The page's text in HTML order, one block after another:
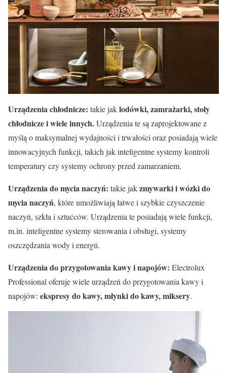
Urządzenia chłodnicze: takie jaklodówki, zamrażarki, stoły
chłodnicze i wiele innych.Urządzenia te są zaprojektowane z
myślą o maksymalnej wydajności i trwałości oraz posiadają wiele
innowacyjnych funkcji, takich jak inteligentne systemy kontroli
temperatury czy systemy ochrony przed zamarzaniem.
Urządzenia do mycia naczyń: takie jakzmywarki i wózki do
mycia naczyń, które umożliwiają łatwe i szybkie czyszczenie
naczyń, szkła i sztućców. Urządzenia te posiadają wiele funkcji,
m.in. inteligentne systemy sterowania i obsługi, systemy
oszczędzania wody i energii.
Urządzenia do przygotowania kawy i napojów: Electrolux
Professional oferuje wiele urządzeń do przygotowania kawy i
napojów: ekspresy do kawy, młynki do kawy, miksery.